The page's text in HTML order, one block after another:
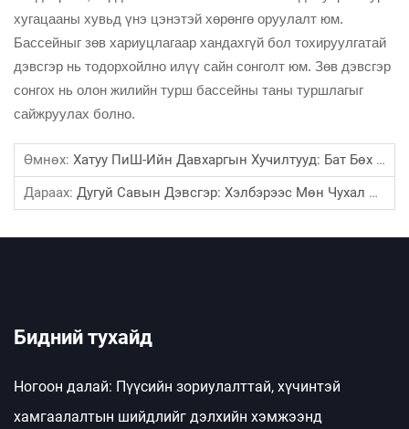
хугацааны хувьд үнэ цэнэтэй хөрөнгө оруулалт юм.
Бассейныг зөв хариуцлагаар хандахгүй бол тохируулгатай
дэвсгэр нь тодорхойлно илүү сайн сонголт юм. Зөв дэвсгэр
сонгох нь олон жилийн турш бассейны таны туршлагыг
сайжруулах болно.
Өмнөх: Хатуу ПиШ-Ийн Давхаргын Хучилтууд: Бат Бөх Аюулгүй Байдлын Шийдэл
Дараах: Дугуй Савын Дэвсгэр: Хэлбэрээс Мөн Чухал Давуу Тал
Бидний тухайд
Ногоон далай: Пүүсийн зориулалттай, хүчинтэй
хамгаалалтын шийдлийг дэлхийн хэмжээнд